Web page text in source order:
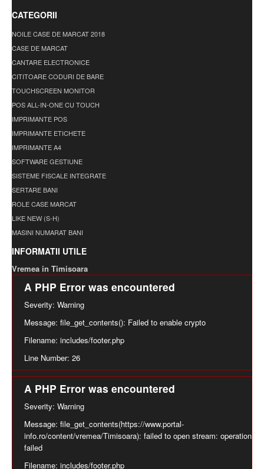
CATEGORII
NOILE CASE DE MARCAT 2018
CASE DE MARCAT
CANTARE ELECTRONICE
CITITOARE CODURI DE BARE
TOUCHSCREEN MONITOR
POS ALL-IN-ONE CU TOUCH
IMPRIMANTE POS
IMPRIMANTE ETICHETE
IMPRIMANTE A4
SOFTWARE GESTIUNE
SISTEME FISCALE INTEGRATE
SERTARE BANI
ROLE CASE MARCAT
LIKE NEW (S-H)
MASINI NUMARAT BANI
INFORMATII UTILE
Vremea in Timisoara
A PHP Error was encountered
Severity: Warning
Message: file_get_contents(): Failed to enable crypto
Filename: includes/footer.php
Line Number: 26
A PHP Error was encountered
Severity: Warning
Message: file_get_contents(https://www.portal-
info.ro/content/vremea/Timisoara): failed to open stream: operation
failed
Filename: includes/footer.php